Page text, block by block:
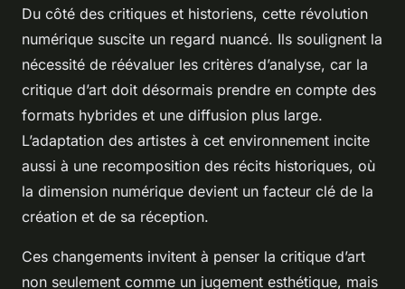
Du côté des critiques et historiens, cette révolution
numérique suscite un regard nuancé. Ils soulignent la
nécessité de réévaluer les critères d’analyse, car la
critique d’art doit désormais prendre en compte des
formats hybrides et une diffusion plus large.
L’adaptation des artistes à cet environnement incite
aussi à une recomposition des récits historiques, où
la dimension numérique devient un facteur clé de la
création et de sa réception.
Ces changements invitent à penser la critique d’art
non seulement comme un jugement esthétique, mais